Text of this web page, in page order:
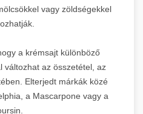
vagy zöldségekkel
a krémsajt különböző
változhat az összetétel, az
Elterjedt márkák közé
a Mascarpone vagy a